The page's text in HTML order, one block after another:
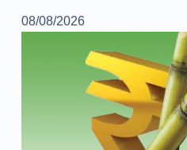
08/08/2026